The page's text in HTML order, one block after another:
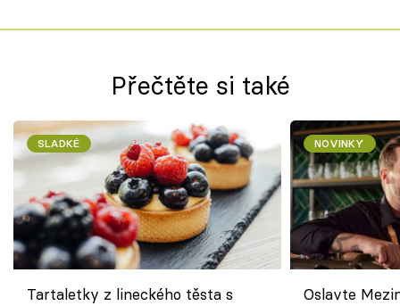
Přečtěte si také
SLADKÉ
Tartaletky z lineckého těsta s
NOVINKY
Oslavte